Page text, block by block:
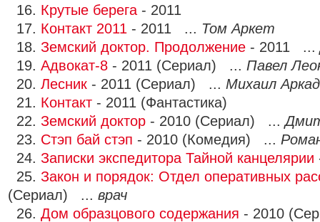
16. Крутые берега - 2011
17. Контакт 2011 - 2011 ... Том Аркет
18. Земский доктор. Продолжение - 2011 ...
19. Адвокат-8 - 2011 (Сериал) ... Павел
20. Лесник - 2011 (Сериал) ... Михаил
21. Контакт - 2011 (Фантастика)
22. Земский доктор - 2010 (Сериал) ...
23. Стэп бай стэп - 2010 (Комедия) ...
24. Записки экспедитора Тайной канцелярии
25. Закон и порядок: Отдел оперативных
(Сериал) ... врач
26. Дом образцового содержания - 2010